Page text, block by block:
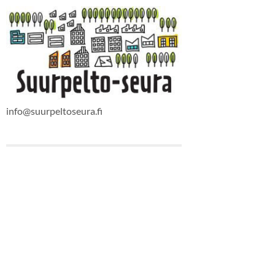
info@suurpeltoseura.fi